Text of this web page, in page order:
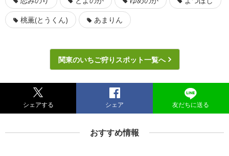
桃薫(とうくん)
あまりん
関東のいちご狩りスポット一覧へ
シェアする シェア 友だちに送る
おすすめ情報